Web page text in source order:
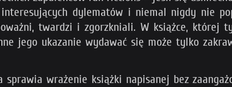
dylematów i niemal nigdy nie
twardzi i zgorzkniali. W książce, której
jego ukazanie wydawać się może tylko
sprawia wrażenie książki napisanej bez